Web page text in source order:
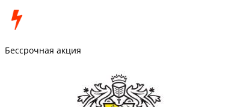
Бессрочная акция